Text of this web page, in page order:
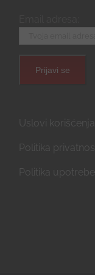
Uslovi korišćenja
Politika
Politika